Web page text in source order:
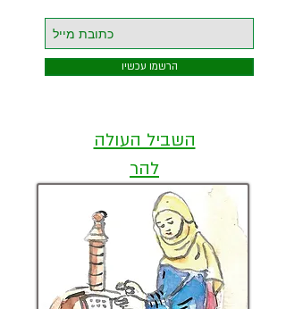
הרשמו עכשיו
השביל העולה
להר